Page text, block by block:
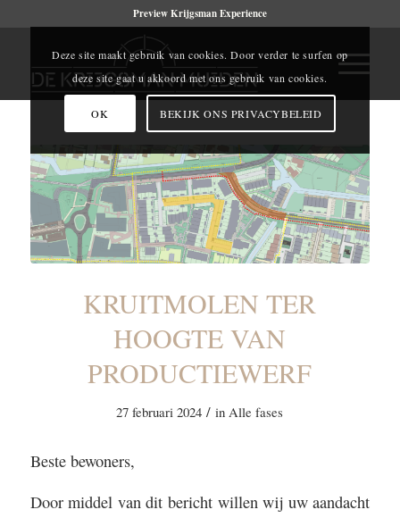
Preview Krijgsman Experience
KRUITMOLEN TER
HOOGTE VAN
PRODUCTIEWERF
27 februari 2024 / inAlle fases
Beste bewoners,
Door middel van dit bericht willen wij uw aandacht
Deze site maakt gebruik van cookies. Door verder te surfen op
deze site gaat u akkoord met ons gebruik van cookies.
OK BEKIJK ONS PRIVACYBELEID